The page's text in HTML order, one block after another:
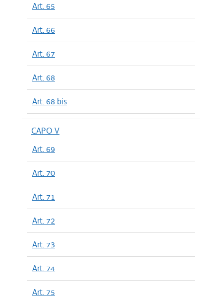
Art. 65
Art. 66
Art. 67
Art. 68
Art. 68 bis
CAPO V
Art. 69
Art. 70
Art. 71
Art. 72
Art. 73
Art. 74
Art. 75